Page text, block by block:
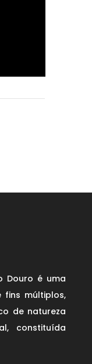
Douro é uma
fins múltiplos,
de natureza
constituída